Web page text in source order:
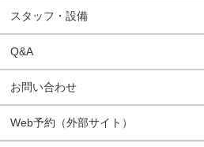
スタッフ・設備
Q&A
お問い合わせ
Web予約（外部サイト）